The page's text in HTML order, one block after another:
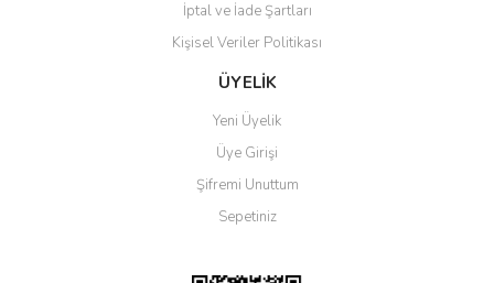
Gönder
İptal ve İade Şartları
Kişisel Veriler Politikası
ÜYELİK
Yeni Üyelik
Üye Girişi
Şifremi Unuttum
Sepetiniz